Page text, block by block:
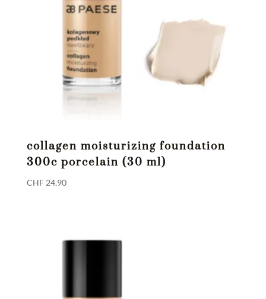
collagen moisturizing foundation
300c porcelain (30 ml)
CHF24.90